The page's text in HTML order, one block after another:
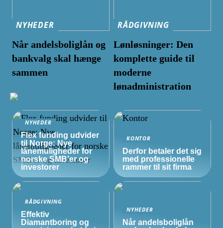
NYHEDER
Når andelsboliglån og
bankvalg skal hænge
sammen
RÅDGIVNING
Lønløsninger: Den
komplette guide til
moderne
lønadministration
NYHEDER
Flex funding udvider
til Norge: Nye
lånemuligheder for
norskeSMB’erog
investorer
KONTOR
Derfor betaler det sig
med professionelle
rammer til sit firma
RÅDGIVNING
Effektiv
Diamantboring og
NYHEDER
Når andelsboliglån